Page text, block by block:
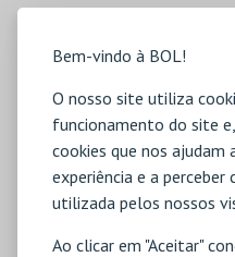
Bem-vindo à BOL!
O nosso site utiliza
funcionamento do site
cookies que nos ajudam
experiência e a
utilizada pelos nossos
Ao clicar em "Aceitar"